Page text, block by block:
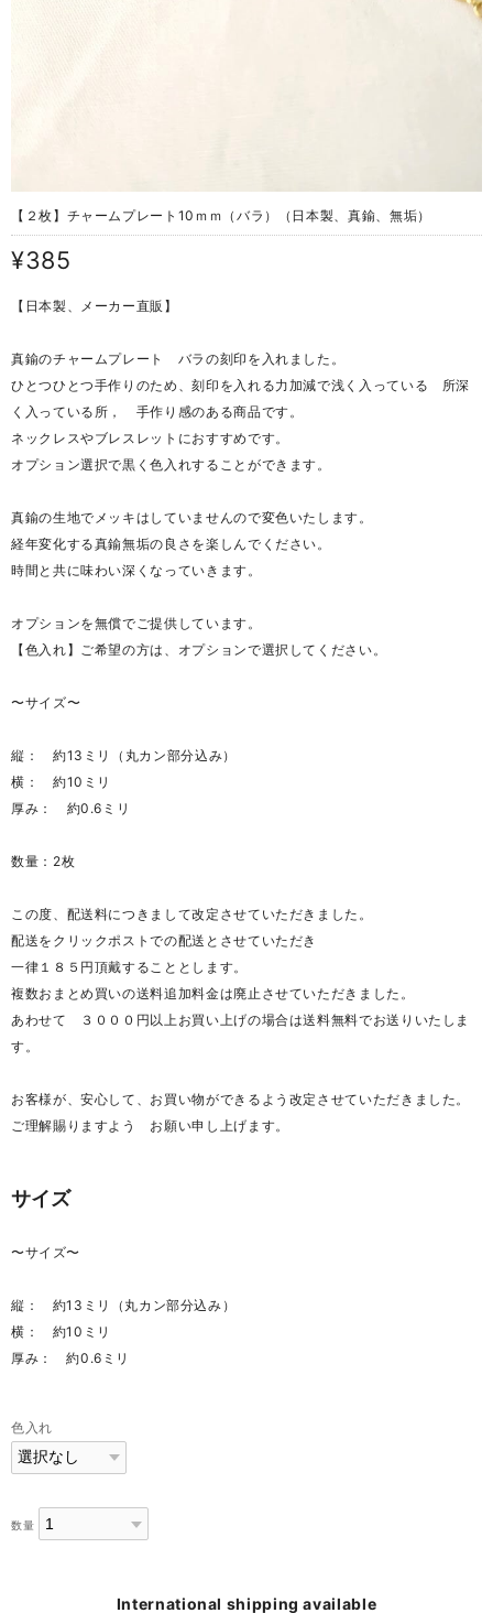
【２枚】チャームプレート10ｍｍ（バラ）（日本製、真鍮、無垢）
¥385
【日本製、メーカー直販】
真鍮のチャームプレート バラの刻印を入れました。
ひとつひとつ手作りのため、刻印を入れる力加減で浅く入っている 所深
く入っている所， 手作り感のある商品です。
ネックレスやブレスレットにおすすめです。
オプション選択で黒く色入れすることができます。
真鍮の生地でメッキはしていませんので変色いたします。
経年変化する真鍮無垢の良さを楽しんでください。
時間と共に味わい深くなっていきます。
オプションを無償でご提供しています。
【色入れ】ご希望の方は、オプションで選択してください。
〜サイズ〜
縦： 約13ミリ（丸カン部分込み）
横： 約10ミリ
厚み： 約0.6ミリ
数量：2枚
この度、配送料につきまして改定させていただきました。
配送をクリックポストでの配送とさせていただき
一律１８５円頂戴することとします。
複数おまとめ買いの送料追加料金は廃止させていただきました。
あわせて ３０００円以上お買い上げの場合は送料無料でお送りいたしま
す。
お客様が、安心して、お買い物ができるよう改定させていただきました。
ご理解賜りますよう お願い申し上げます。
サイズ
〜サイズ〜
縦： 約13ミリ（丸カン部分込み）
横： 約10ミリ
厚み： 約0.6ミリ
色入れ
数量
International shipping available